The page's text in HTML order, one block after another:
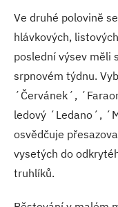
Ve druhé polovině
hlávkových,
poslední výsev měli
srpnovém týdnu.
´Červánek´,
ledový ´Ledano´,
osvědčuje
vysetých do
truhlíků.